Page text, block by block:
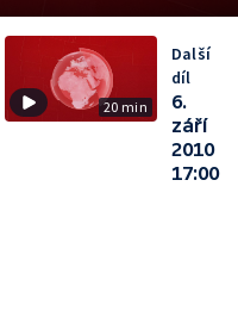
20 min
Další
díl
6.
září
2010
17:00